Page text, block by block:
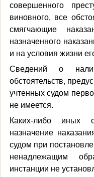
совершенного
виновного, все
смягчающие
назначенного
и на условия жизни
Сведений о
обстоятельств,
учтенных судом
не имеется.
Каких-либо иных
назначение
судом при
ненадлежащим
инстанции не